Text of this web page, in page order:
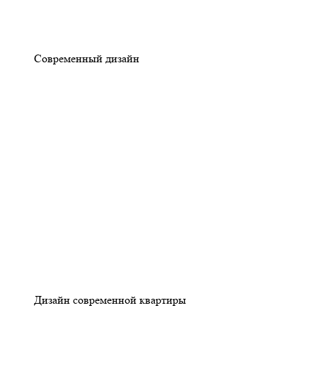
Современный дизайн
Дизайн современной квартиры